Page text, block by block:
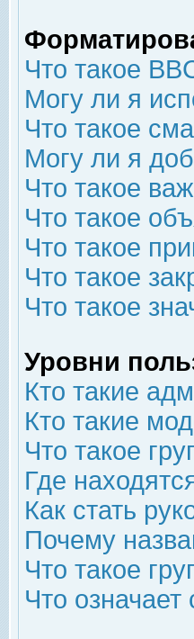
Что такое
Могу ли я
Что такое
Могу ли я
Что такое
Что такое
Что такое
Что такое
Что такое
Уровни
Кто такие
Кто такие
Что такое
Где
Как стать
Почему
Что такое
Что